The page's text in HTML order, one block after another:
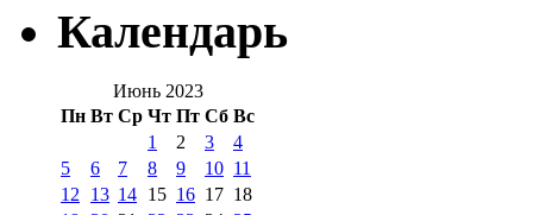
Календарь
Июнь 2023
Пн Вт Ср Чт Пт Сб Вс
1 2 3
4
5
6 7 8 9 10 11
12 13 14 15 16 17 18